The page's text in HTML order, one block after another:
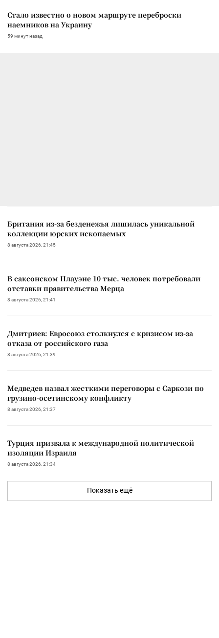
Стало известно о новом маршруте переброски
наемников на Украину
59 минут назад
Британия из-за безденежья лишилась уникальной
коллекции юрских ископаемых
8 августа 2026, 21:45
В саксонском Плауэне 10 тыс. человек потребовали
отставки правительства Мерца
8 августа 2026, 21:41
Дмитриев: Евросоюз столкнулся с кризисом из-за
отказа от российского газа
8 августа 2026, 21:39
Медведев назвал жесткими переговоры с Саркози по
грузино-осетинскому конфликту
8 августа 2026, 21:37
Турция призвала к международной политической
изоляции Израиля
8 августа 2026, 21:34
Показать ещё